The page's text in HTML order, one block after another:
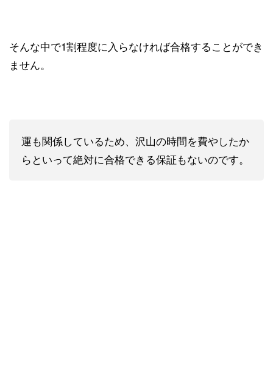
そんな中で1割程度に入らなければ合格することができ
ません。
運も関係しているため、沢山の時間を費やしたか
らといって絶対に合格できる保証もないのです。